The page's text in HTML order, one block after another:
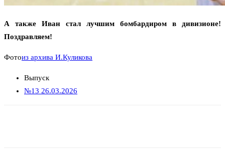
А также Иван стал лучшим бомбардиром в дивизионе!
Поздравляем!
Фотоиз архива И.Куликова
Выпуск
№13 26.03.2026